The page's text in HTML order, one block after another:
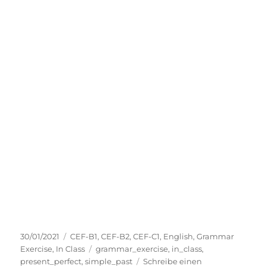
Veröffentlicht
am
30/01/2021 Kategorien
CEF-B1,CEF-B2,CEF-C1, English,Grammar
Exercise, In Class Schlagwörter
grammar_exercise, in_class,
present_perfect,simple_past Schreibe einen